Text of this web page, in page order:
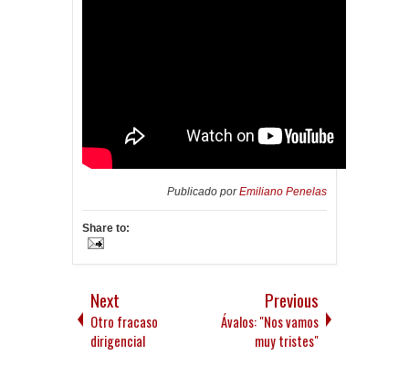
Publicado porEmiliano Penelas
Share to:
Next
Otro fracaso
dirigencial
Previous
Ávalos: "Nos vamos
muy tristes"